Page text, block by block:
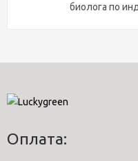
биолога по
Оплата: